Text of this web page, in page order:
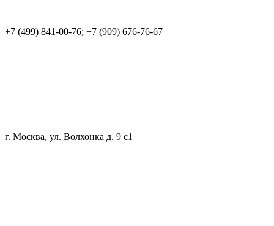
+7 (499) 841-00-76; +7 (909) 676-76-67
г. Москва, ул. Волхонка д. 9 с1